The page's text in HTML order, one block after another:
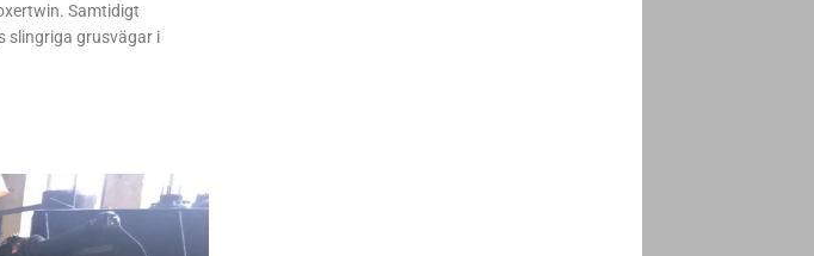
Samtidigt
slingriga grusvägar i